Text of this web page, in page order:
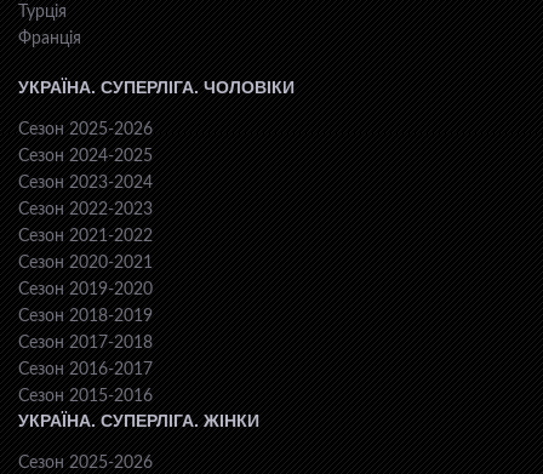
Турція
Франція
УКРАЇНА. СУПЕРЛІГА. ЧОЛОВІКИ
Сезон 2025-2026
Сезон 2024-2025
Сезон 2023-2024
Сезон 2022-2023
Сезон 2021-2022
Сезон 2020-2021
Сезон 2019-2020
Сезон 2018-2019
Сезон 2017-2018
Сезон 2016-2017
Сезон 2015-2016
УКРАЇНА. СУПЕРЛІГА. ЖІНКИ
Сезон 2025-2026